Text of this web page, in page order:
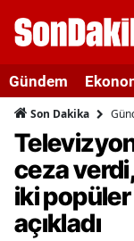
Gündem
Son Dakika
ceza
iki
açıkladı